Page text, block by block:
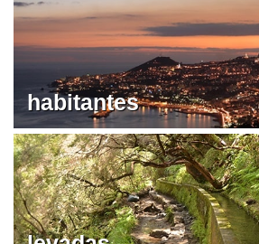
habitantes